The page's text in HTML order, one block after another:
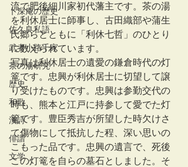
卜深庵の歴史
佐久良私語
武者小路千家
茶の湯研究
歴史
和歌
漢詩
俳諧
文学
流で肥後細川家初代藩主です。茶の湯
を利休居士に師事し、古田織部や蒲生
氏郷らとともに「利休七哲」のひとり
に数えられています。
写真は利休居士の遺愛の鎌倉時代の灯
篭です。忠興が利休居士に切望して譲
り受けたものです。忠興は参勤交代の
時も、熊本と江戸に持参して愛でた灯
篭です。豊臣秀吉が所望した時欠けさ
て傷物にして抵抗した程、深い思いの
こもった品です。忠興の遺言で、死後
この灯篭を自らの墓石としました。そ